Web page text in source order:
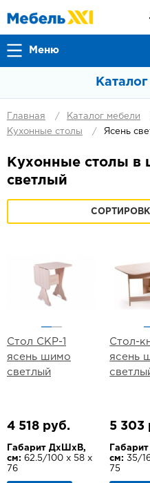
Меню
Главная Каталог мебели
Кухонные столы
Ясень
Кухонные столы в
светлый
Стол СКР-1
ясень шимо
светлый
4 518 руб.
Габарит ДхШхВ,
см: 62.5/100 х 58 х
76
Стол-
ясень
5 303
см: 35/
75